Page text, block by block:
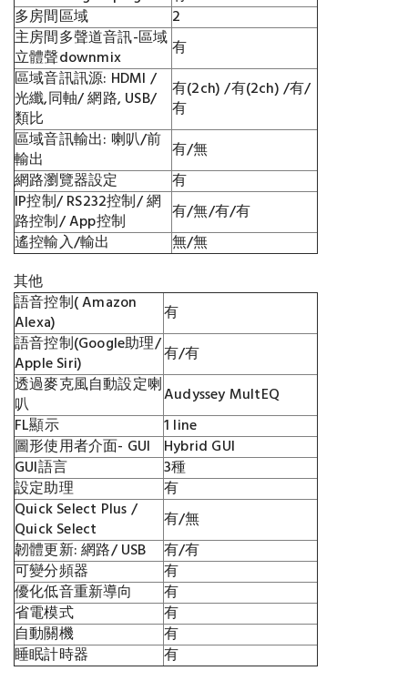
多房間區域
2
主房間多聲道音訊-區域
立體聲downmix
有
區域音訊訊源: HDMI /
光纖,同軸/ 網路, USB/
類比
有(2ch) /有(2ch) /有/
有
區域音訊輸出: 喇叭/前
輸出
有/無
網路瀏覽器設定
有
IP控制/ RS232控制/ 網
路控制/ App控制
有/無/有/有
遙控輸入/輸出
無/無
其他
語音控制( Amazon
Alexa)
有
語音控制(Google助理/
Apple Siri)
有/有
透過麥克風自動設定喇
叭
Audyssey MultEQ
FL顯示
1 line
圖形使用者介面- GUI
Hybrid GUI
GUI語言
3種
設定助理
有
Quick Select Plus /
Quick Select
有/無
韌體更新: 網路/ USB
有/有
可變分頻器
有
優化低音重新導向
有
省電模式
有
自動關機
有
睡眠計時器
有